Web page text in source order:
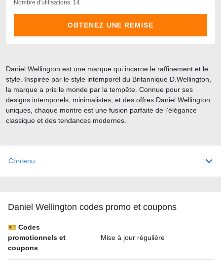
Nombre d'utilisations: 14
OBTENEZ UNE REMISE
Contenu
Daniel Wellington codes promo et coupons
🎫 Codes
promotionnels et
coupons
Mise à jour régulière
Daniel Wellington est une marque qui incarne le raffinement et le
style. Inspirée par le style intemporel du Britannique D.Wellington,
la marque a pris le monde par la tempête. Connue pour ses
designs intemporels, minimalistes, et des offres Daniel Wellington
uniques, chaque montre est une fusion parfaite de l’élégance
classique et des tendances modernes.